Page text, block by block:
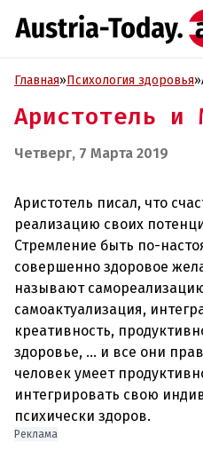
Главная»Психология здоровья»
Аристотель и
Четверг, 7 Марта 2019
Аристотель писал, что
реализацию своих
Стремление быть по-
совершенно здоровое
называют
самоактуализация,
креативность,
здоровье, … и все они
человек умеет
интегрировать свою
психически здоров.
Реклама